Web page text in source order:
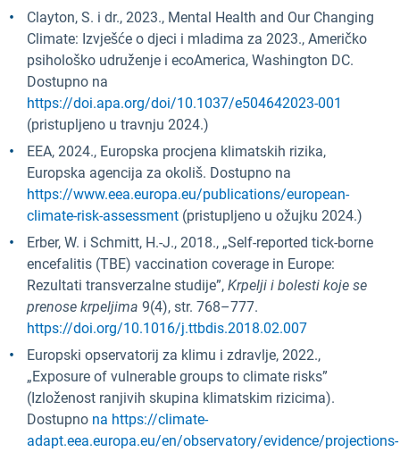
Clayton, S. i dr., 2023., Mental Health and Our Changing
Climate: Izvješće o djeci i mladima za 2023., Američko
psihološko udruženje i ecoAmerica, Washington DC.
Dostupno na
https://doi.apa.org/doi/10.1037/e504642023-001
(pristupljeno u travnju 2024.)
EEA, 2024., Europska procjena klimatskih rizika,
Europska agencija za okoliš. Dostupno na
https://www.eea.europa.eu/publications/european-
climate-risk-assessment (pristupljeno u ožujku 2024.)
Erber, W. i Schmitt, H.-J., 2018., „Self-reported tick-borne
encefalitis (TBE) vaccination coverage in Europe:
Rezultati transverzalne studije”, Krpelji i bolesti koje se
prenose krpeljima 9(4), str. 768–777.
https://doi.org/10.1016/j.ttbdis.2018.02.007
Europski opservatorij za klimu i zdravlje, 2022.,
„Exposure of vulnerable groups to climate risks”
(Izloženost ranjivih skupina klimatskim rizicima).
Dostupno na https://climate-
adapt.eea.europa.eu/en/observatory/evidence/projections-